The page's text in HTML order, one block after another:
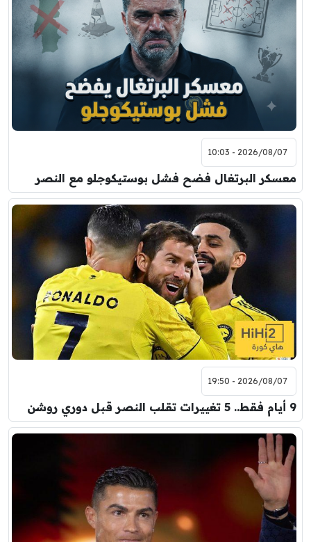
برشلونة
7:00 م
مباراة ودية
نوتنغهام فورست
اودينيزي
8:00 م
مباراة ودية
2026/08/07 - 10:03
معسكر البرتغال فضح فشل بوستيكوجلو مع النصر
2026/08/07 - 19:50
9 أيام فقط.. 5 تغييرات تقلب النصر قبل دوري روشن